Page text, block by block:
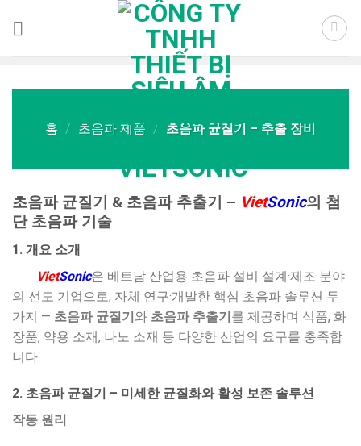
홈 / 초음파 제품 / 초음파 균질기 – 추출 장비
초음파 균질기 & 초음파 추출기 – VietSonic의 첨
단 초음파 기술
1. 개요 소개
VietSonic은 베트남 산업용 초음파 설비 설계·제조 분야
의 선도 기업으로, 자체 연구·개발한 핵심 초음파 솔루션 두
가지 — 초음파 균질기와 초음파 추출기를 제공하며 식품, 화
장품, 약용 소재, 나노 소재 등 다양한 산업의 요구를 충족합
니다.
2. 초음파 균질기 – 미세한 균질화와 활성 보존 솔루션
작동 원리